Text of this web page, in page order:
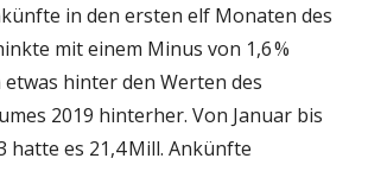
in den ersten elf Monaten des
mit einem Minus von 1,6 %
hinter den Werten des
2019 hinterher. Von Januar bis
hatte es 21,4 Mill. Ankünfte